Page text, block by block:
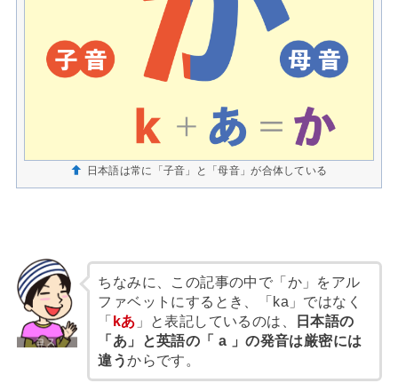
日本語は常に「子音」と「母音」が合体している
ちなみに、この記事の中で「か」をアル
ファベットにするとき、「ka」ではなく
「 kあ 」と表記しているのは、
日本語の
「あ」と英語の「 a 」の発音は厳密には
違うからです。